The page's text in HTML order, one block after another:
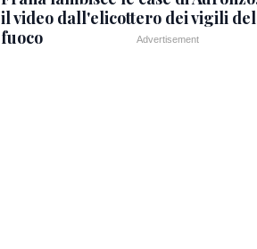
il video dall'elicottero dei vigili del
fuoco